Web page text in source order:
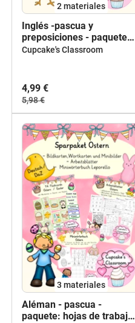
2 materiales
Inglés -pascua y
preposiciones - paquete
hojas de trabajo - English -
worksheets
Cupcake's Classroom
4,99 €
5,98 €
3 materiales
Aléman - pascua -
paquete: hojas de trabajo,